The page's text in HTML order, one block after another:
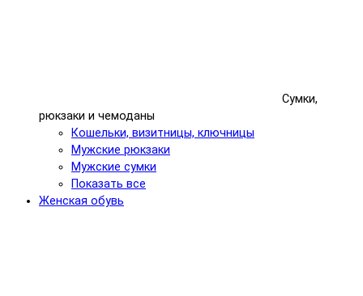
Сумки,
рюкзаки и чемоданы
Кошельки, визитницы, ключницы
Мужские рюкзаки
Мужские сумки
Показать все
Женская обувь